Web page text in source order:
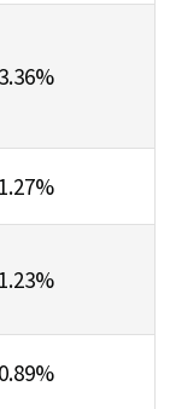
3.36%
1.27%
1.23%
0.89%